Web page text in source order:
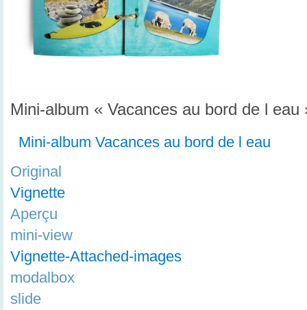
Mini-album « Vacances au bord de l
Mini-album Vacances au bord de l eau
Original
Vignette
Aperçu
mini-view
Vignette-Attached-images
modalbox
slide